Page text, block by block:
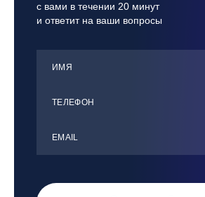
с вами в течении 20 минут
и ответит на ваши вопросы
ИМЯ
ТЕЛЕФОН
ЕMАIL